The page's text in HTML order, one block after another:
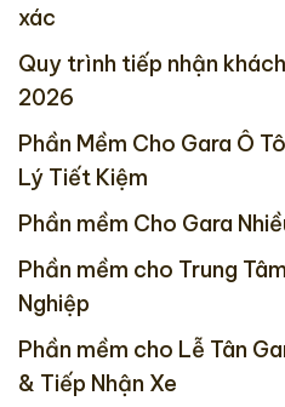
xác
Quy trình tiếp nhận
2026
Phần Mềm Cho Gara Ô
Lý Tiết Kiệm
Phần mềm Cho Gara
Phần mềm cho Trung
Nghiệp
Phần mềm cho Lễ Tân
& Tiếp Nhận Xe